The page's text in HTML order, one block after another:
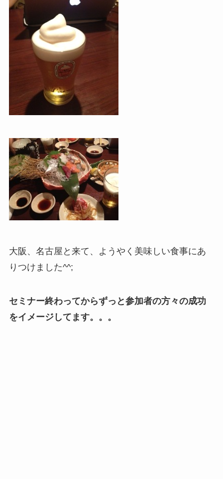
大阪、名古屋と来て、ようやく美味しい食事にあ
りつけました^^;
セミナー終わってからずっと参加者の方々の成功
をイメージしてます。。。